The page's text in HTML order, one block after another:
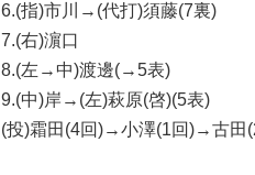
6.(指)市川→(代打)須藤(7裏)
7.(右)濵口
8.(左→中)渡邊(→5表)
9.(中)岸→(左)萩原(啓)(5表)
(投)霜田(4回)→小澤(1回)→古田